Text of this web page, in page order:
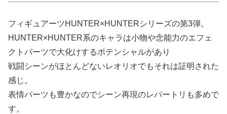
フィギュアーツHUNTER×HUNTERシリーズの第3弾。
HUNTER×HUNTER系のキャラは小物や念能力のエフェ
クトパーツで大化けするポテンシャルがあり
戦闘シーンがほとんどないレオリオでもそれは証明された
感じ。
表情パーツも豊かなのでシーン再現のレパートリも多めで
す。